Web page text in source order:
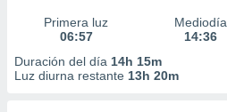
Primera luz
06:57
Mediodía
14:36
Duración del día 14h 15m
Luz diurna restante 13h 20m